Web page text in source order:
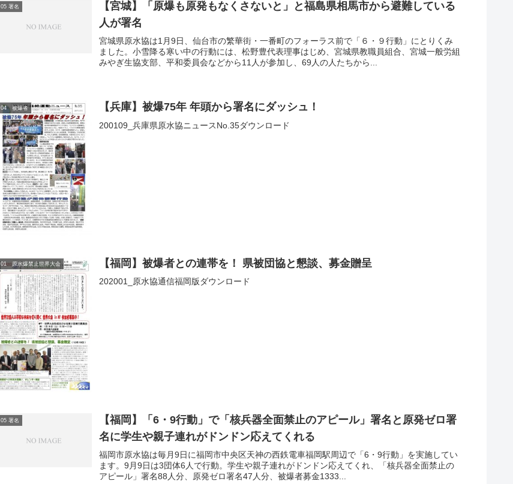
05 署名
【宮城】「原爆も原発もなくさないと」と福島県相馬市から避難している
人が署名
宮城県原水協は1月9日、仙台市の繁華街・一番町のフォーラス前で「６・９行動」にとりくみ
ました。小雪降る寒い中の行動には、松野豊代表理事はじめ、宮城県教職員組合、宮城一般労組
みやぎ生協支部、平和委員会などから11人が参加し、69人の人たちから...
04 被爆者 【兵庫】被爆75年 年頭から署名にダッシュ！
200109_兵庫県原水協ニュースNo.35ダウンロード
01 原水爆禁止世界大会 【福岡】被爆者との連帯を！ 県被団協と懇談、募金贈呈
202001_原水協通信福岡版ダウンロード
05 署名
【福岡】「6・9行動」で「核兵器全面禁止のアピール」署名と原発ゼロ署
名に学生や親子連れがドンドン応えてくれる
福岡市原水協は毎月9日に福岡市中央区天神の西鉄電車福岡駅周辺で「6・9行動」を実施してい
ます。9月9日は3団体6人で行動。学生や親子連れがドンドン応えてくれ、「核兵器全面禁止の
アピール」署名88人分、原発ゼロ署名47人分、被爆者募金1333...